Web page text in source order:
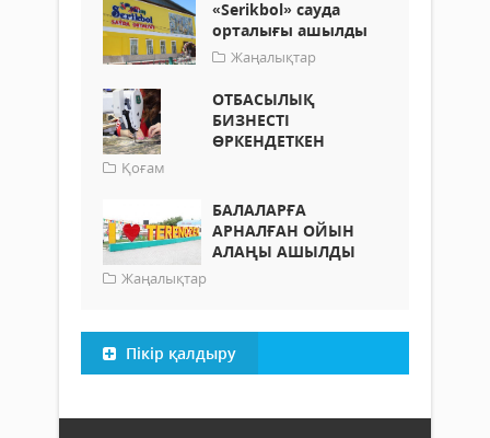
«Serikbol» сауда
орталығы ашылды
Жаңалықтар
ОТБАСЫЛЫҚ
БИЗНЕСТІ
ӨРКЕНДЕТКЕН
Қоғам
БАЛАЛАРҒА
АРНАЛҒАН ОЙЫН
АЛАҢЫ АШЫЛДЫ
Жаңалықтар
Пікір қалдыру